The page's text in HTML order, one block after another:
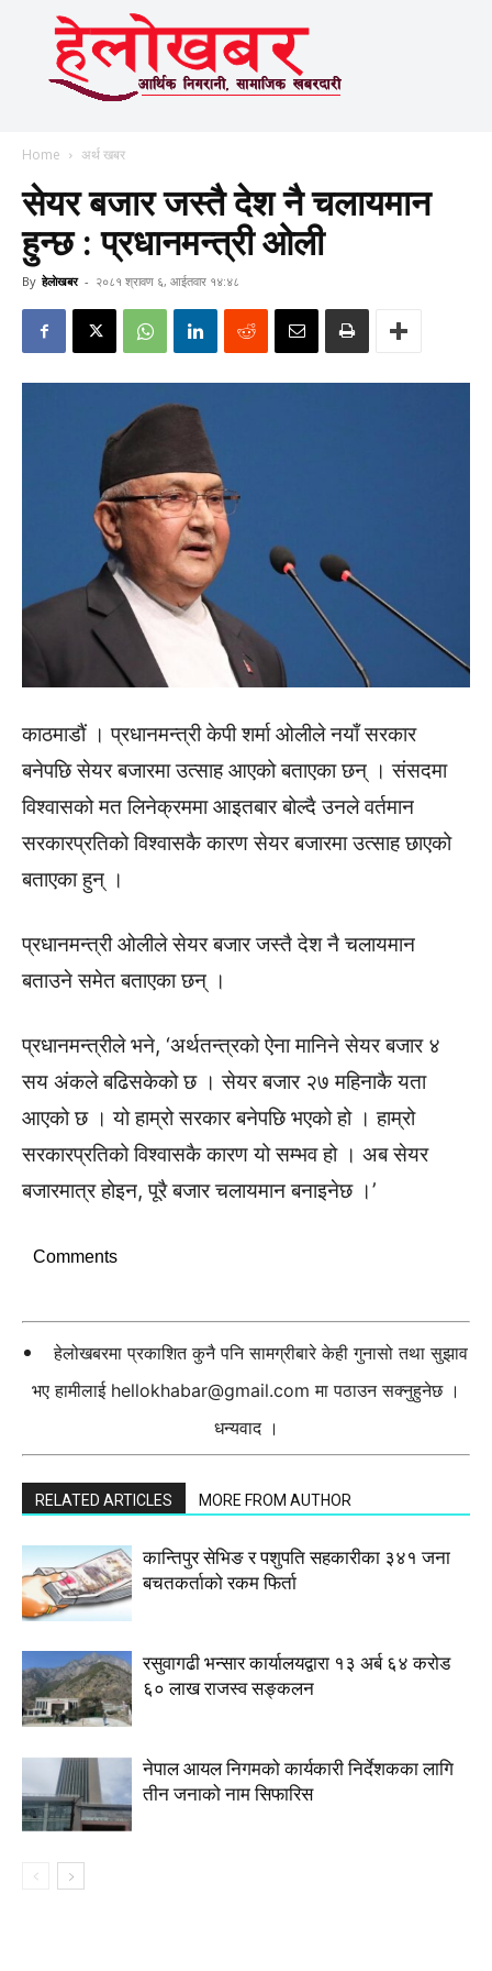
Home अर्थ खबर
सेयर बजार जस्तै देश नै चलायमान
हुन्छ : प्रधानमन्त्री ओली
By हेलाेखबर - २०८१ श्रावण ६, आईतवार १४:४८
काठमाडौं । प्रधानमन्त्री केपी शर्मा ओलीले नयाँ सरकार
बनेपछि सेयर बजारमा उत्साह आएको बताएका छन् । संसदमा
विश्वासको मत लिनेक्रममा आइतबार बोल्दै उनले वर्तमान
सरकारप्रतिको विश्वासकै कारण सेयर बजारमा उत्साह छाएको
बताएका हुन् ।
प्रधानमन्त्री ओलीले सेयर बजार जस्तै देश नै चलायमान
बताउने समेत बताएका छन् ।
प्रधानमन्त्रीले भने, ‘अर्थतन्त्रको ऐना मानिने सेयर बजार ४
सय अंकले बढिसकेको छ । सेयर बजार २७ महिनाकै यता
आएको छ । यो हाम्रो सरकार बनेपछि भएको हो । हाम्रो
सरकारप्रतिको विश्वासकै कारण यो सम्भव हो । अब सेयर
बजारमात्र होइन, पूरै बजार चलायमान बनाइनेछ ।’
Comments
हेलोखबरमा प्रकाशित कुनै पनि सामग्रीबारे केही गुनासो तथा सुझाव
भए हामीलाई hellokhabar@gmail.com मा पठाउन सक्नुहुनेछ ।
धन्यवाद ।
RELATED ARTICLES MORE FROM AUTHOR
कान्तिपुर सेभिङ र पशुपति सहकारीका ३४१ जना
बचतकर्ताको रकम फिर्ता
रसुवागढी भन्सार कार्यालयद्वारा १३ अर्ब ६४ करोड
६० लाख राजस्व सङ्कलन
नेपाल आयल निगमको कार्यकारी निर्देशकका लागि
तीन जनाको नाम सिफारिस